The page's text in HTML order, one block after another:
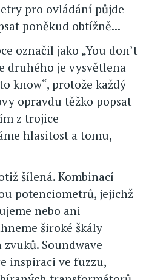
pro ovládání půjde
poněkud obtížně...
označil jako „You don’t
druhého je vysvětlena
know“, protože každý
opravdu těžko popsat
z trojice
hlasitost a tomu,
šílená. Kombinací
potenciometrů, jejichž
nebo ani
široké škály
Soundwave
inspiraci ve fuzzu,